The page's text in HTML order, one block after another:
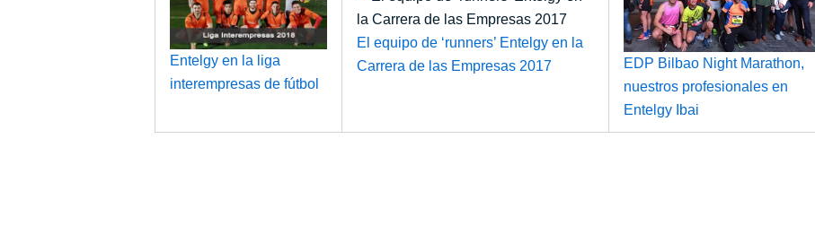
Entelgy en la liga
interempresas de fútbol
El equipo de ‘runners’ Entelgy en la
Carrera de las Empresas 2017
EDP Bilbao Night Marathon,
nuestros profesionales en
Entelgy Ibai